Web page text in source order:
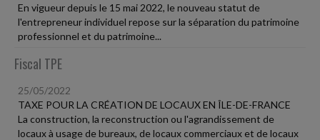
En vigueur depuis le 15 mai 2022, le nouveau statut de
l'entrepreneur individuel repose sur la séparation du patrimoine
professionnel et du patrimoine...
Fiscal TPE
25/05/2022
TAXE POUR LA CRÉATION DE LOCAUX EN ÎLE-DE-FRANCE
La construction, la reconstruction ou l'agrandissement de
locaux à usage de bureaux, de locaux commerciaux et de locaux